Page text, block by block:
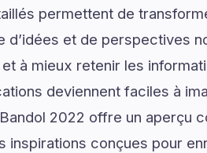
permettent de
d’idées et de perspectives
à mieux retenir les
deviennent faciles à
2022 offre un aperçu
inspirations conçues pour